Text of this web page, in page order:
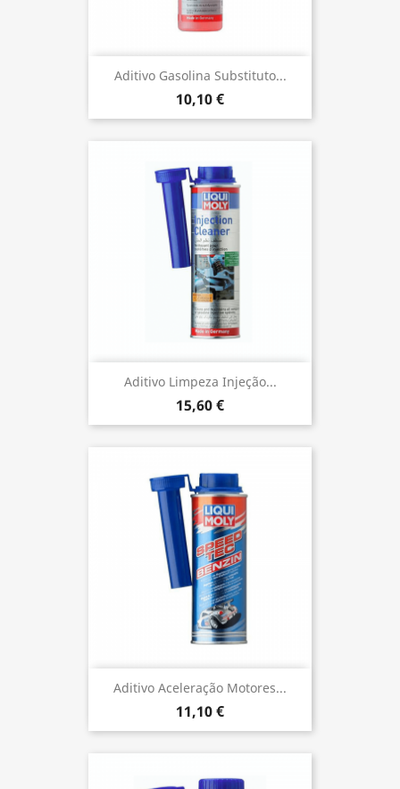
Aditivo Gasolina Substituto...
10,10 €
Aditivo Limpeza Injeção...
15,60 €
Aditivo Aceleração Motores...
11,10 €